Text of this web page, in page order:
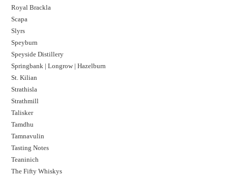
Royal Brackla
Scapa
Slyrs
Speyburn
Speyside Distillery
Springbank | Longrow | Hazelburn
St. Kilian
Strathisla
Strathmill
Talisker
Tamdhu
Tamnavulin
Tasting Notes
Teaninich
The Fifty Whiskys